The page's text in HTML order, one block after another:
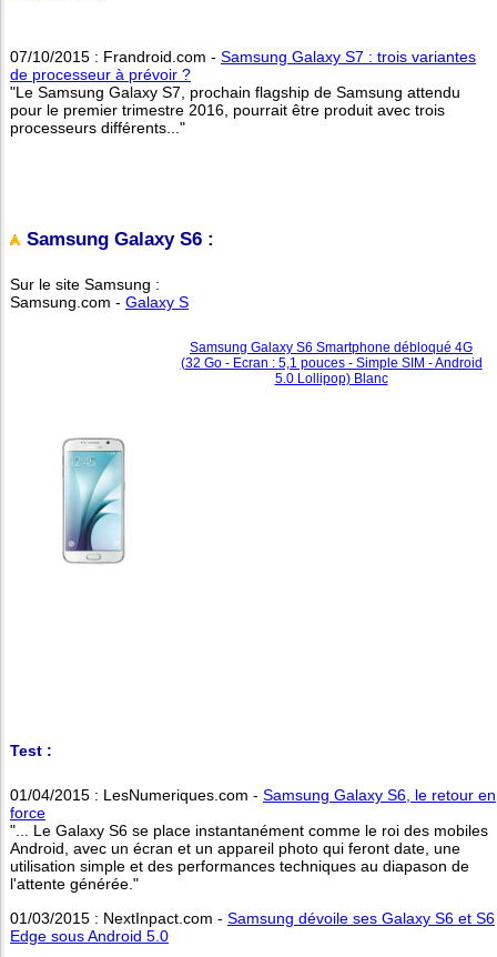
07/10/2015 : Frandroid.com - Samsung Galaxy S7 : trois variantes
de processeur à prévoir ?
"Le Samsung Galaxy S7, prochain flagship de Samsung attendu
pour le premier trimestre 2016, pourrait être produit avec trois
processeurs différents..."
Samsung Galaxy S6 :
Sur le site Samsung :
Samsung.com - Galaxy S
Samsung Galaxy S6 Smartphone débloqué 4G
(32 Go - Ecran : 5,1 pouces - Simple SIM - Android
5.0 Lollipop) Blanc
Test :
01/04/2015 : LesNumeriques.com - Samsung Galaxy S6, le retour en
force
"... Le Galaxy S6 se place instantanément comme le roi des mobiles
Android, avec un écran et un appareil photo qui feront date, une
utilisation simple et des performances techniques au diapason de
l'attente générée."
01/03/2015 : NextInpact.com - Samsung dévoile ses Galaxy S6 et S6
Edge sous Android 5.0